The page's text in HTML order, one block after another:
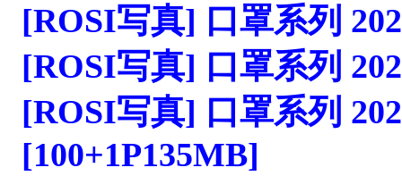
[ROSI写真] 口罩系列
[ROSI写真] 口罩系列
[ROSI写真] 口罩系列
[100+1P135MB]